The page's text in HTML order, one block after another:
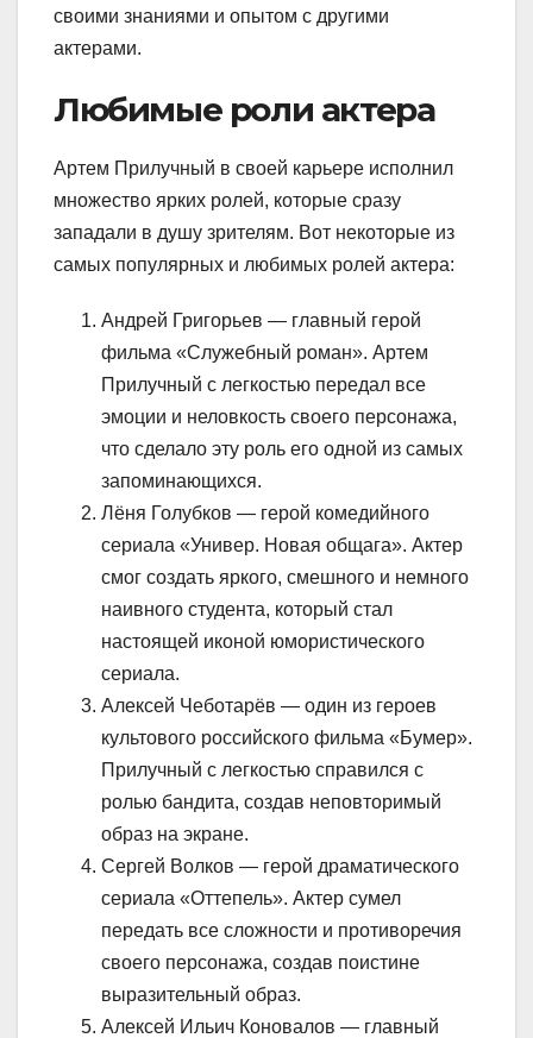
своими знаниями и опытом с другими
актерами.
Любимые роли актера
Артем Прилучный в своей карьере исполнил
множество ярких ролей, которые сразу
западали в душу зрителям. Вот некоторые из
самых популярных и любимых ролей актера:
Андрей Григорьев — главный герой
фильма «Служебный роман». Артем
Прилучный с легкостью передал все
эмоции и неловкость своего персонажа,
что сделало эту роль его одной из самых
запоминающихся.
Лёня Голубков — герой комедийного
сериала «Универ. Новая общага». Актер
смог создать яркого, смешного и немного
наивного студента, который стал
настоящей иконой юмористического
сериала.
Алексей Чеботарёв — один из героев
культового российского фильма «Бумер».
Прилучный с легкостью справился с
ролью бандита, создав неповторимый
образ на экране.
Сергей Волков — герой драматического
сериала «Оттепель». Актер сумел
передать все сложности и противоречия
своего персонажа, создав поистине
выразительный образ.
Алексей Ильич Коновалов — главный